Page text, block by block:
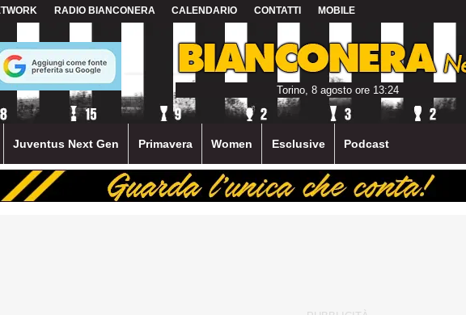
RADIO BIANCONERA CALENDARIO CONTATTI MOBILE
Torino, 8 agosto ore 13:24
Juventus Next Gen Primavera Women Esclusive Podcast